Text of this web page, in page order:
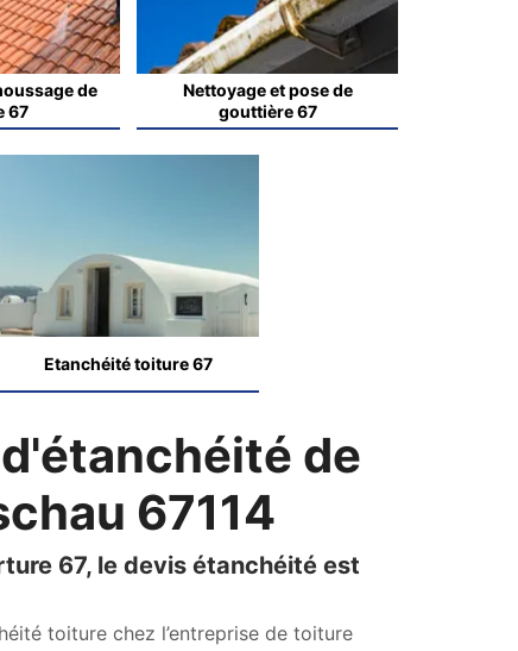
de
67
Nettoyage et pose de
gouttière 67
Etanchéité toiture 67
de
67114
67, le devis étanchéité est
toiture chez l’entreprise de toiture